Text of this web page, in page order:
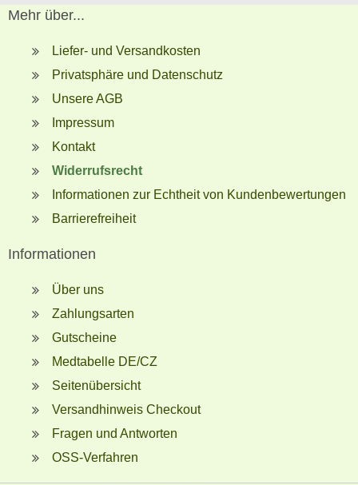
Mehr über...
Liefer- und Versandkosten
Privatsphäre und Datenschutz
Unsere AGB
Impressum
Kontakt
Widerrufsrecht
Informationen zur Echtheit von Kundenbewertungen
Barrierefreiheit
Informationen
Über uns
Zahlungsarten
Gutscheine
Medtabelle DE/CZ
Seitenübersicht
Versandhinweis Checkout
Fragen und Antworten
OSS-Verfahren